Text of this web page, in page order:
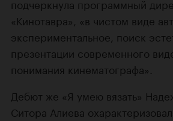
подчеркнула программный
«Кинотавра», «в чистом виде
экспериментальное, поиск
презентации современного
понимания кинематографа».
Дебют же «Я умею вязать»
Ситора Алиева